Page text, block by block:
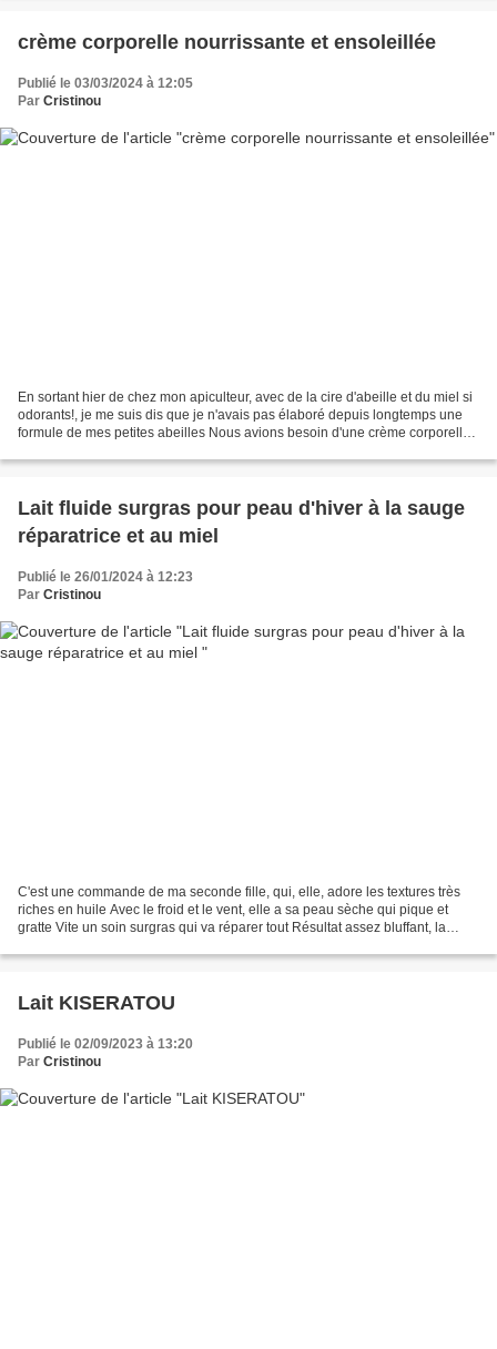
crème corporelle nourrissante et ensoleillée
Publié le 03/03/2024 à 12:05
Par Cristinou
En sortant hier de chez mon apiculteur, avec de la cire d'abeille et du miel si
odorants!, je me suis dis que je n'avais pas élaboré depuis longtemps une
formule de mes petites abeilles Nous avions besoin d'une crème corporelle
Lait fluide surgras pour peau d'hiver à la sauge
réparatrice et au miel
Publié le 26/01/2024 à 12:23
Par Cristinou
C'est une commande de ma seconde fille, qui, elle, adore les textures très
riches en huile Avec le froid et le vent, elle a sa peau sèche qui pique et
gratte Vite un soin surgras qui va réparer tout Résultat assez bluffant, la
Lait KISERATOU
Publié le 02/09/2023 à 13:20
Par Cristinou